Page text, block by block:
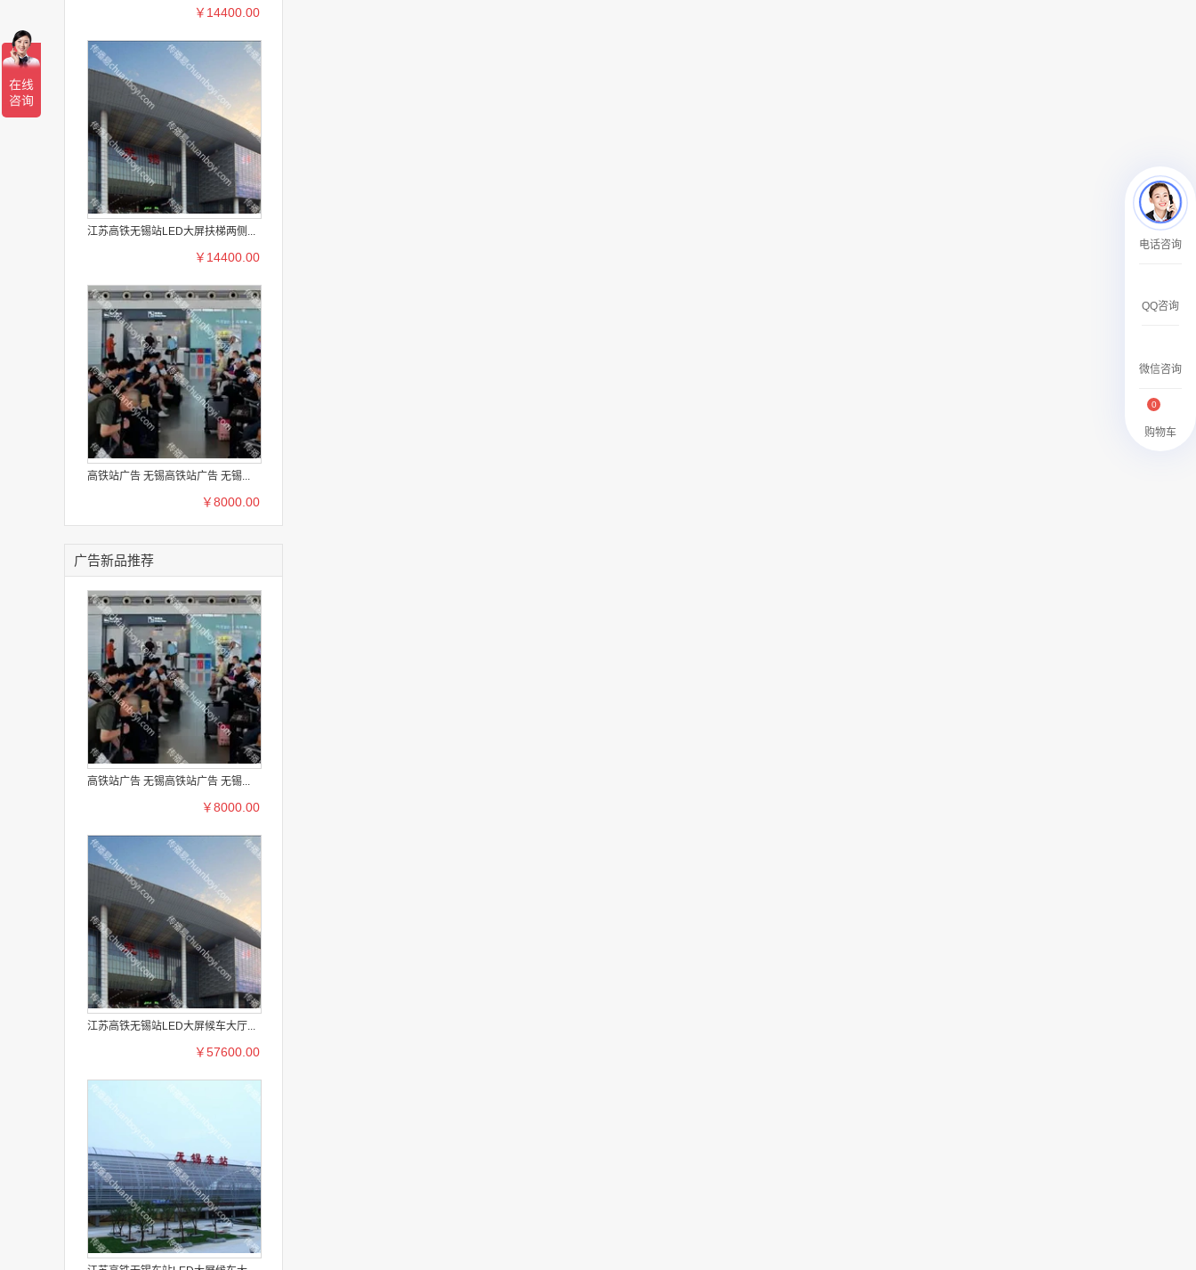
￥14400.00
江苏高铁无锡站LED大屏扶梯两侧...
￥14400.00
高铁站广告 无锡高铁站广告 无锡...
￥8000.00
广告新品推荐
高铁站广告 无锡高铁站广告 无锡...
￥8000.00
江苏高铁无锡站LED大屏候车大厅...
￥57600.00
电话咨询
QQ咨询
微信咨询
购物车
0